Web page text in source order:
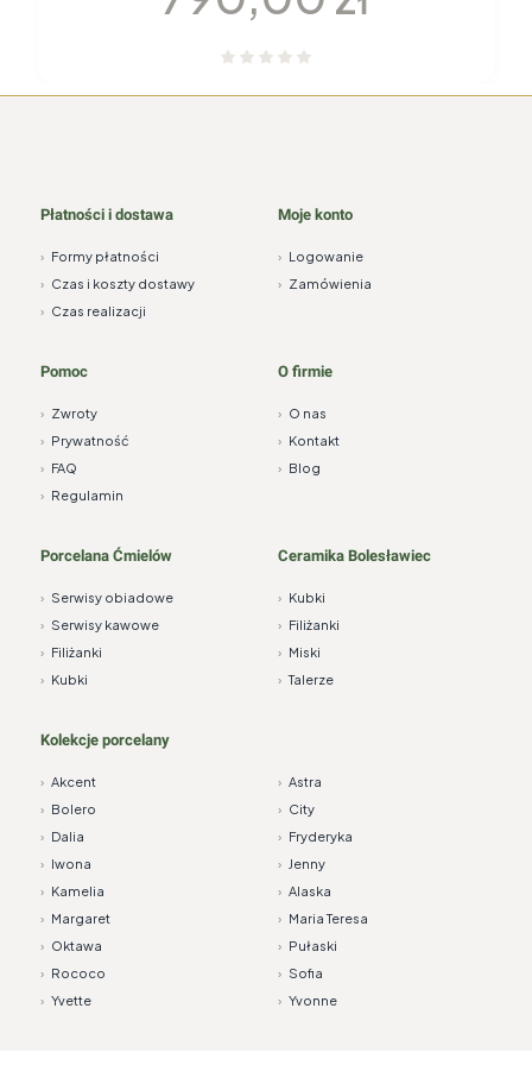
Płatności i dostawa
› Formy płatności
› Czas i koszty dostawy
› Czas realizacji
Moje konto
› Logowanie
› Zamówienia
Pomoc
› Zwroty
› Prywatność
› FAQ
› Regulamin
O firmie
› O nas
› Kontakt
› Blog
Porcelana Ćmielów
› Serwisy obiadowe
› Serwisy kawowe
› Filiżanki
› Kubki
Ceramika Bolesławiec
› Kubki
› Filiżanki
› Miski
› Talerze
Kolekcje porcelany
› Akcent › Astra
› Bolero › City
› Dalia › Fryderyka
› Iwona › Jenny
› Kamelia › Alaska
› Margaret › Maria Teresa
› Oktawa › Pułaski
› Rococo › Sofia
› Yvette › Yvonne